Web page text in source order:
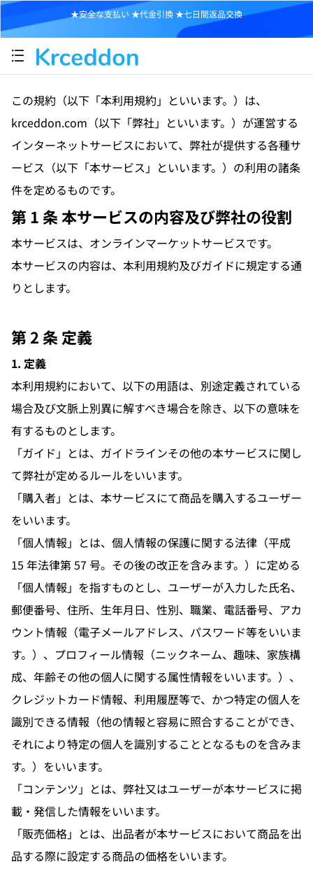
★安全な支払い ★代金引換 ★七日間返品交換
この規約（以下「本利用規約」といいます。）は、
krceddon.com （以下「弊社」といいます。）が運営する
インターネットサービスにおいて、弊社が提供する各種サ
ービス（以下「本サービス」といいます。）の利用の諸条
件を定めるものです。
第 1 条 本サービスの内容及び弊社の役割
本サービスは、オンラインマーケットサービスです。
本サービスの内容は、本利用規約及びガイドに規定する通
りとします。
第 2 条 定義
1. 定義
本利用規約において、以下の用語は、別途定義されている
場合及び文脈上別異に解すべき場合を除き、以下の意味を
有するものとします。
「ガイド」とは、ガイドラインその他の本サービスに関し
て弊社が定めるルールをいいます。
「購入者」とは、本サービスにて商品を購入するユーザー
をいいます。
「個人情報」とは、個人情報の保護に関する法律（平成
15 年法律第 57 号。その後の改正を含みます。）に定める
「個人情報」を指すものとし、ユーザーが入力した氏名、
郵便番号、住所、生年月日、性別、職業、電話番号、アカ
ウント情報（電子メールアドレス、パスワード等をいいま
す。）、プロフィール情報（ニックネーム、趣味、家族構
成、年齢その他の個人に関する属性情報をいいます。）、
クレジットカード情報、利用履歴等で、かつ特定の個人を
識別できる情報（他の情報と容易に照合することができ、
それにより特定の個人を識別することとなるものを含みま
す。）をいいます。
「コンテンツ」とは、弊社又はユーザーが本サービスに掲
載・発信した情報をいいます。
「販売価格」とは、出品者が本サービスにおいて商品を出
品する際に設定する商品の価格をいいます。